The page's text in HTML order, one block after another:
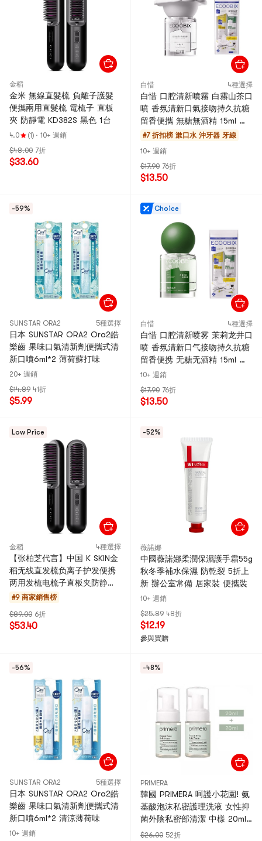
金稻
金米 無線直髮梳 負離子護髮
便攜兩用直髮梳 電梳子 直板
夾 防靜電 KD382S 黑色 1台
4.0 (1) · 10+ 週銷
$48.00 7折
$33.60
白惜 4種選擇
白惜 口腔清新噴霧 白霧山茶口
噴 香氛清新口氣接吻持久抗糖
留香便攜 無糖無酒精 15ml 贈
漱口水12ml*2
#7 折扣榜 漱口水 沖牙器 牙線
10+ 週銷
$17.90 76折
$13.50
-59%
SUNSTAR ORA2 5種選擇
日本 SUNSTAR ORA2 Ora2皓
樂齒 果味口氣清新劑便攜式清
新口噴6ml*2 薄荷蘇打味
20+ 週銷
$14.89 41折
$5.99
Choice
白惜 4種選擇
白惜 口腔清新喷雾 茉莉龙井口
喷 香氛清新口气接吻持久抗糖
留香便携 无糖无酒精 15ml 贈
漱口水12ml*2
10+ 週銷
$17.90 76折
$13.50
Low Price
金稻 4種選擇
【张柏芝代言】中国 K SKIN金
稻无线直发梳负离子护发便携
两用发梳电梳子直板夹防静电
黑色 1件
#9 商家銷售榜
$89.00 6折
$53.40
-52%
薇諾娜
中國薇諾娜柔潤保濕護手霜55g
秋冬季補水保濕 防乾裂 5折上
新 辦公室常備 居家裝 便攜裝
10+ 週銷
$25.89 48折
$12.19
參與買贈
-56%
SUNSTAR ORA2 5種選擇
日本 SUNSTAR ORA2 Ora2皓
樂齒 果味口氣清新劑便攜式清
新口噴6ml*2 清涼薄荷味
10+ 週銷
-48%
PRIMERA
韓國 PRIMERA 呵護小花園! 氨
基酸泡沫私密護理洗液 女性抑
菌外陰私密部清潔 中樣 20ml
2支
$26.00 52折